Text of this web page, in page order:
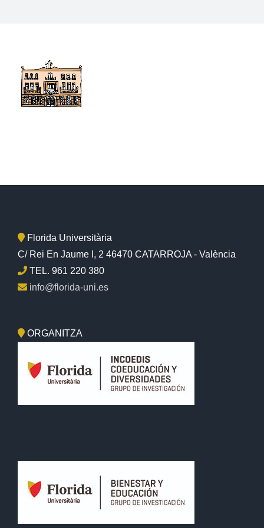
Florida Universitària
C/ Rei En Jaume I, 2 46470 CATARROJA - València
TEL. 961 220 380
info@florida-uni.es
ORGANITZA